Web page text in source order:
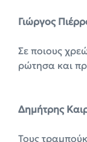
Γιώργος
Σε ποιους
ρώτησα και
Δημήτρης
Τους